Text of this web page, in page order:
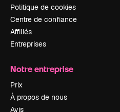
Politique de cookies
Centre de confiance
Affiliés
Entreprises
Notre entreprise
Prix
À propos de nous
Avis